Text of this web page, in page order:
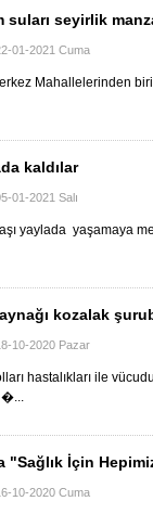
suları seyirlik
01-2021 Cuma
Mahallelerinden
kaldılar
01-2021 Salı
yaylada yaşamaya
kozalak
10-2020 Pazar
hastalıkları ile
�...
"Sağlık İçin
10-2020 Cuma